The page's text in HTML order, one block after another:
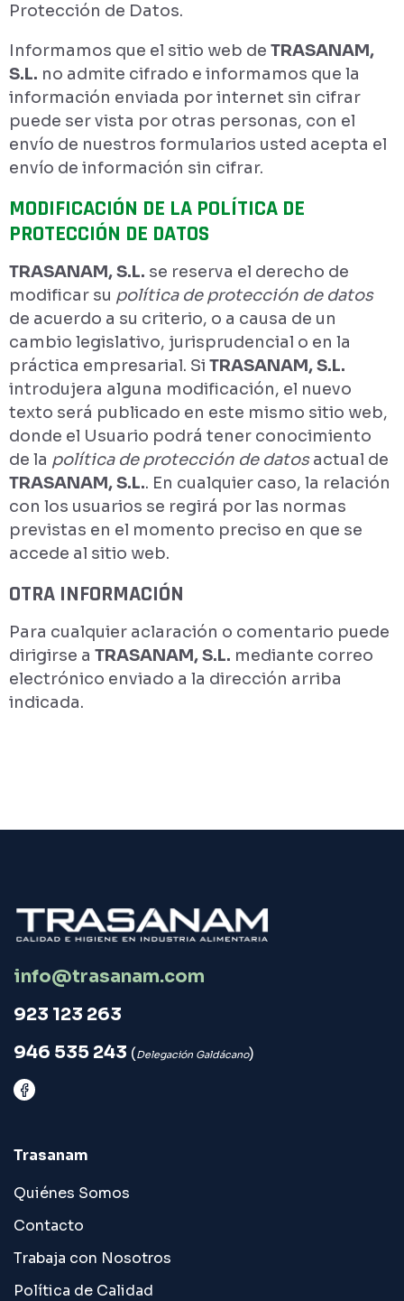
Protección de Datos.
Informamos que el sitio web de TRASANAM,
S.L. no admite cifrado e informamos que la
información enviada por internet sin cifrar
puede ser vista por otras personas, con el
envío de nuestros formularios usted acepta el
envío de información sin cifrar.
MODIFICACIÓN DE LA POLÍTICA DE
PROTECCIÓN DE DATOS
TRASANAM, S.L. se reserva el derecho de
modificar su política de protección de datos
de acuerdo a su criterio, o a causa de un
cambio legislativo, jurisprudencial o en la
práctica empresarial. Si TRASANAM, S.L.
introdujera alguna modificación, el nuevo
texto será publicado en este mismo sitio web,
donde el Usuario podrá tener conocimiento
de la política de protección de datosactual de
TRASANAM, S.L.. En cualquier caso, la relación
con los usuarios se regirá por las normas
previstas en el momento preciso en que se
accede al sitio web.
OTRA INFORMACIÓN
Para cualquier aclaración o comentario puede
dirigirse a TRASANAM, S.L. mediante correo
electrónico enviado a la dirección arriba
indicada.
info@trasanam.com
923 123 263
946 535 243 (Delegación Galdácano)
Trasanam
Quiénes Somos
Contacto
Trabaja con Nosotros
Política de Calidad